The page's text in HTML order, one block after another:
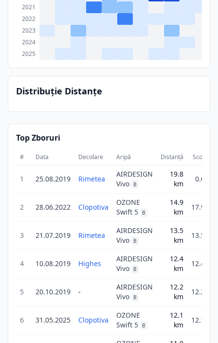
2021
2022
2023
2024
2025
Distribuție Distanțe
Top Zboruri
# Data Decolare Aripă Distanță Scor
1 25.08.2019 Rimetea
AIRDESIGN
Vivo
B
19.8
km
0.0
2 28.06.2022 Clopotiva
OZONE
Swift 5
B
14.9
km
17.9
3 21.07.2019 Rimetea
AIRDESIGN
Vivo
B
13.5
km
13.5
4 10.08.2019 Highes
AIRDESIGN
Vivo
B
12.4
km
12.4
5 20.10.2019 -
AIRDESIGN
Vivo
B
12.2
km
12.2
6 31.05.2025 Clopotiva
OZONE
Swift 5
B
12.1
km
12.1